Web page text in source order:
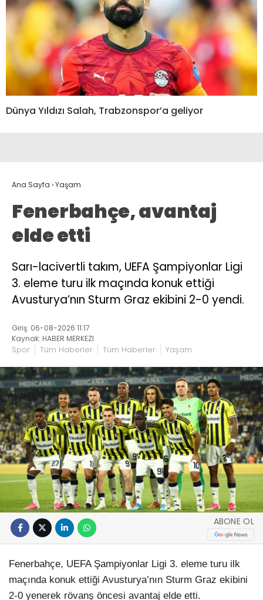
Dünya Yıldızı Salah, Trabzonspor’a geliyor
Ana Sayfa ›Yaşam
Fenerbahçe, avantaj
elde etti
Sarı-lacivertli takım, UEFA Şampiyonlar Ligi
3. eleme turu ilk maçında konuk ettiği
Avusturya’nın Sturm Graz ekibini 2-0 yendi.
Giriş: 06-08-2026 11:17
Kaynak: HABER MERKEZI
Spor Tüm Haberler Tüm Haberler Yaşam
ABONE OL
Fenerbahçe, UEFA Şampiyonlar Ligi 3. eleme turu ilk
maçında konuk ettiği Avusturya’nın Sturm Graz ekibini
2-0 yenerek rövanş öncesi avantaj elde etti.